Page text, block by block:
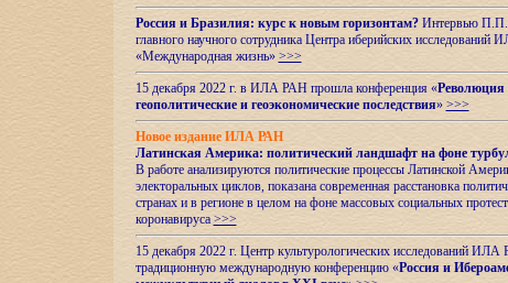
Россия и Бразилия: курс к новым горизонтам?Интервью
главного научного сотрудника Центра иберийских
«Международная жизнь» >>>
15 декабря 2022 г. в ИЛА РАН прошла конференция «Революция
геополитические и геоэкономические последствия» >>>
Новое издание ИЛА РАН
Латинская Америка: политический ландшафт на фоне
В работе анализируются политические процессы Латинской
электоральных циклов, показана современная расстановка
странах и в регионе в целом на фоне массовых социальных
коронавируса >>>
15 декабря 2022 г. Центр культурологических исследований
традиционную международную конференцию «Россия и